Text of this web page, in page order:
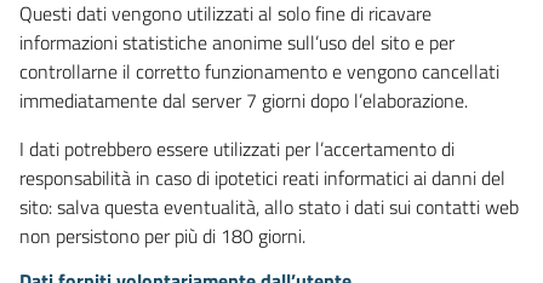
Questi dati vengono utilizzati al solo fine di ricavare
informazioni statistiche anonime sull’uso del sito e per
controllarne il corretto funzionamento e vengono cancellati
immediatamente dal server 7 giorni dopo l’elaborazione.
I dati potrebbero essere utilizzati per l’accertamento di
responsabilità in caso di ipotetici reati informatici ai danni del
sito: salva questa eventualità, allo stato i dati sui contatti web
non persistono per più di 180 giorni.